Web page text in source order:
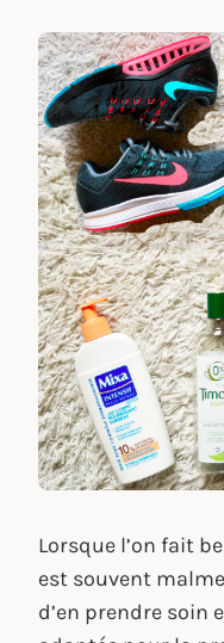
Lorsque l’on fait
est souvent
d’en prendre soin